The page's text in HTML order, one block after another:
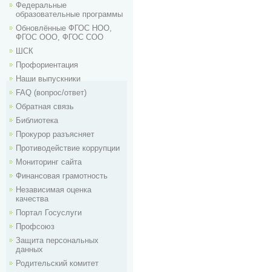
Федеральные
образовательные программы
Обновлённые ФГОС НОО,
ФГОС ООО, ФГОС СОО
ШСК
Профориентация
Наши выпускники
FAQ (вопрос/ответ)
Обратная связь
Библиотека
Прокурор разъясняет
Противодействие коррупции
Мониторинг сайта
Финансовая грамотность
Независимая оценка
качества
Портал Госуслуги
Профсоюз
Защита персональных
данных
Родительский комитет